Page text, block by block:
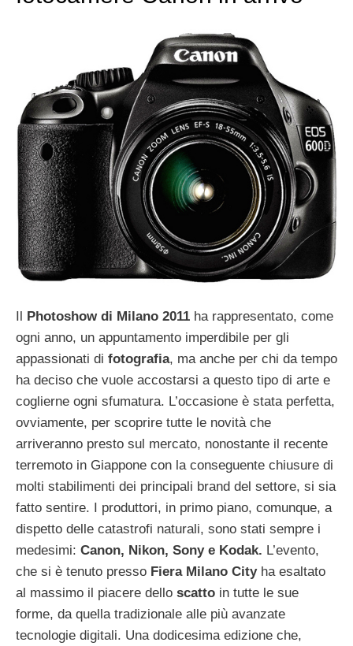
Photoshow di Milano 2011 ha rappresentato, come
ogni anno, un appuntamento imperdibile per gli
appassionati di fotografia, ma anche per chi da tempo
ha deciso che vuole accostarsi a questo tipo di arte e
coglierne ogni sfumatura. L’occasione è stata perfetta,
ovviamente, per scoprire tutte le novità che
arriveranno presto sul mercato, nonostante il recente
terremoto in Giappone con la conseguente chiusure di
molti stabilimenti dei principali brand del settore, si sia
fatto sentire. I produttori, in primo piano, comunque, a
dispetto delle catastrofi naturali, sono stati sempre i
medesimi: Canon, Nikon, Sony e Kodak. L’evento,
che si è tenuto presso Fiera Milano City ha esaltato
al massimo il piacere dello scatto in tutte le sue
forme, da quella tradizionale alle più avanzate
tecnologie digitali. Una dodicesima edizione che,